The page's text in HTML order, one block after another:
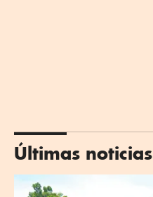
Últimas noticias